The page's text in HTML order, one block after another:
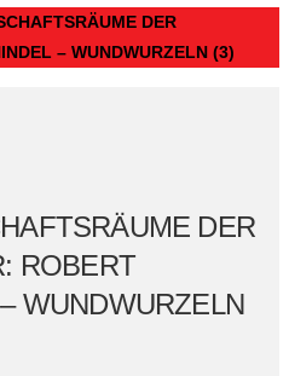
DER
– WUNDWURZELN (3)
DER
ROBERT
WUNDWURZELN